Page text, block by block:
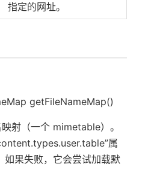
指定的网址。
getFileNameMap()
射（一个 mimetable）。
属
如果失败，它会尝试加载默